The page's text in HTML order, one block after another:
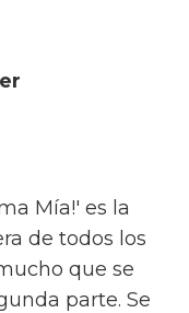
Mía!' es la
de todos los
que se
parte. Se